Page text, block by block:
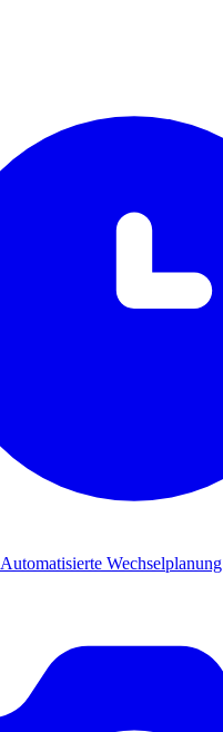
Automatisierte Wechselplanung